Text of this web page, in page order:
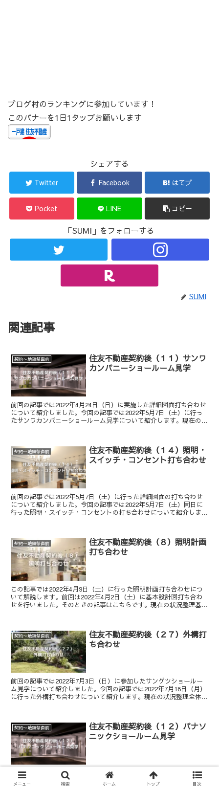
ブログ村のランキングに参加しています！
このバナーを1日1タップお願いします
シェアする
Twitter Facebook はてブ
Pocket LINE コピー
「SUMI」をフォローする
SUMI
関連記事
契約〜地鎮祭直前
住友不動産契約後（１１）サンワ
カンパニーショールーム見学
前回の記事では2022年4月24日（日）に実施した詳細図面打ち合わせ
について紹介しました。今回の記事では2022年5月7日（土）に行っ
たサンワカンパニーショールーム見学について紹介します。現在の状
契約〜地鎮祭直前
住友不動産契約後（１４）照明・
スイッチ・コンセント打ち合わせ
前回の記事では2022年5月7日（土）に行った詳細図面の打ち合わせ
について紹介しました。今回の記事では2022年5月7日（土）同日に
行った照明・スイッチ・コンセントの打ち合わせについて紹介しま
契約〜地鎮祭直前
住友不動産契約後（８）照明計画
打ち合わせ
この記事では2022年4月9日（土）に行った照明計画打ち合わせにつ
いて解説します。前回は2022年4月2日（土）に基本設計図打ち合わ
せを行いました。そのときの記事はこちらです。現在の状況整理基本
契約〜地鎮祭直前
住友不動産契約後（２７）外構打
ち合わせ
前回の記事では2022年7月3日（日）に参加したサンゲツショールー
ム見学について紹介しました。今回の記事では2022年7月18日（月）
に行った外構打ち合わせについて紹介します。現在の状況整理全体的
契約〜地鎮祭直前
住友不動産契約後（１２）パナソ
ニックショールーム見学
前回の記事では2022年5月7日（土）に行ったサンワカンパニーショ
ールーム見学について紹介しました。今回の記事では2022年5月7日
（土）同日に行ったパナソニックショールーム見学について紹介しま
メニュー 検索 ホーム トップ 目次